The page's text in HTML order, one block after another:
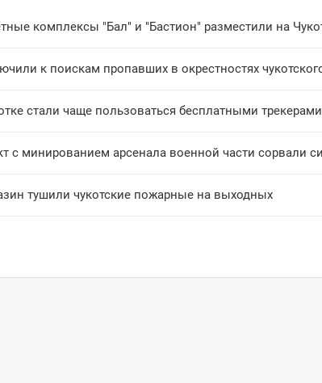
комплексы "Бал" и "Бастион" разместили на
к поискам пропавших в окрестностях
стали чаще пользоваться бесплатными трекерами
с минированием арсенала военной части сорвали
тушили чукотские пожарные на выходных